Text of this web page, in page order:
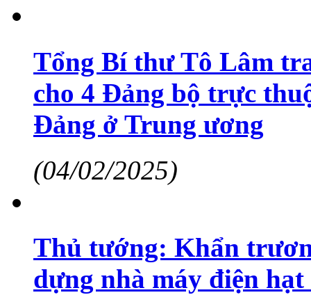
Tổng Bí thư Tô Lâm
cho 4 Đảng bộ trực
Đảng ở Trung ương
(04/02/2025)
Thủ tướng: Khẩn
dựng nhà máy điện